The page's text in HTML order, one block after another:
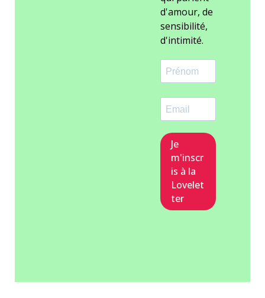
d'amour, de
sensibilité,
d'intimité.
Je
m'inscr
is à la
Lovelet
ter